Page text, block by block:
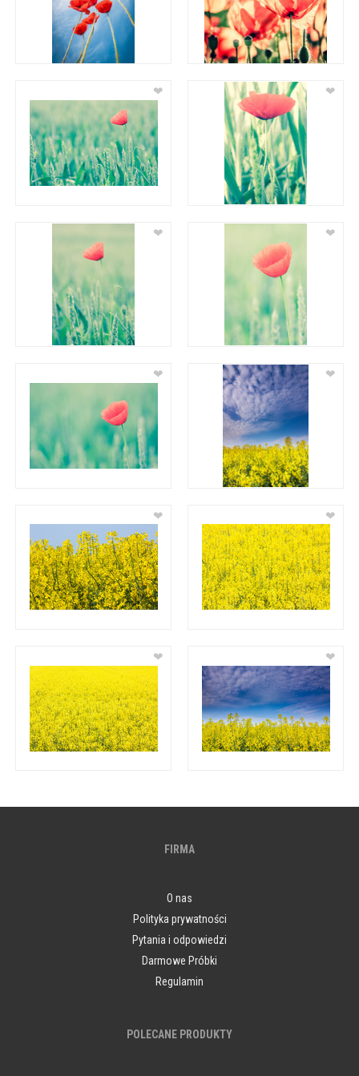
❤ ❤
❤ ❤
❤ ❤
❤ ❤
❤ ❤
FIRMA
O nas
Polityka prywatności
Pytania i odpowiedzi
Darmowe Próbki
Regulamin
POLECANE PRODUKTY